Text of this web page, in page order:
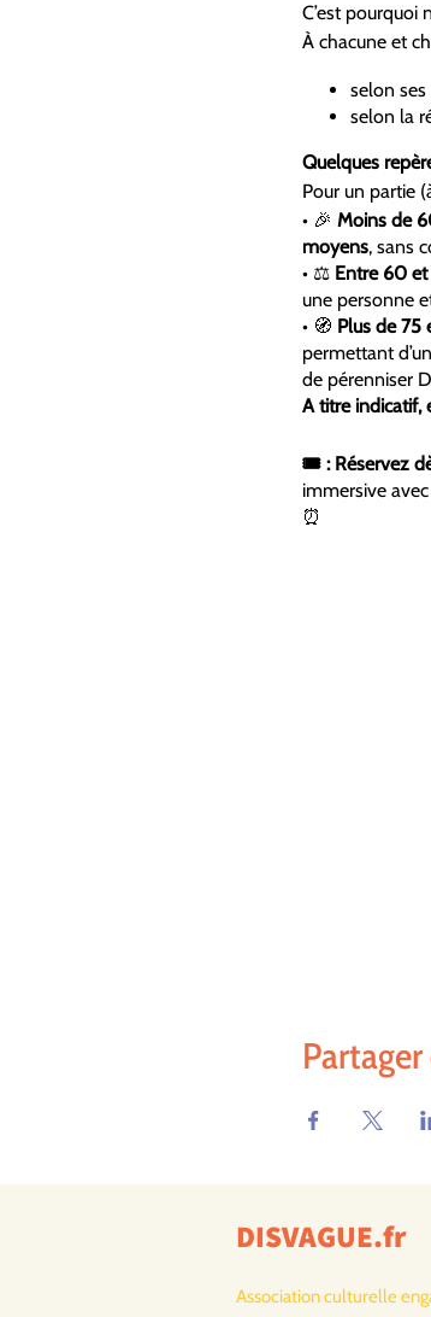
C’est pourquoi
À chacune et
selon
selon la
Quelques
Pour un partie
• 🎉 Moins de
moyens, sans
• ⚖️ Entre 60 et
une personne
• 🧭 Plus de 75
permettant
de pérenniser
A titre indicatif,
🎟️ : Réservez
immersive
⏰
DISVAGUE.fr
Association culturelle